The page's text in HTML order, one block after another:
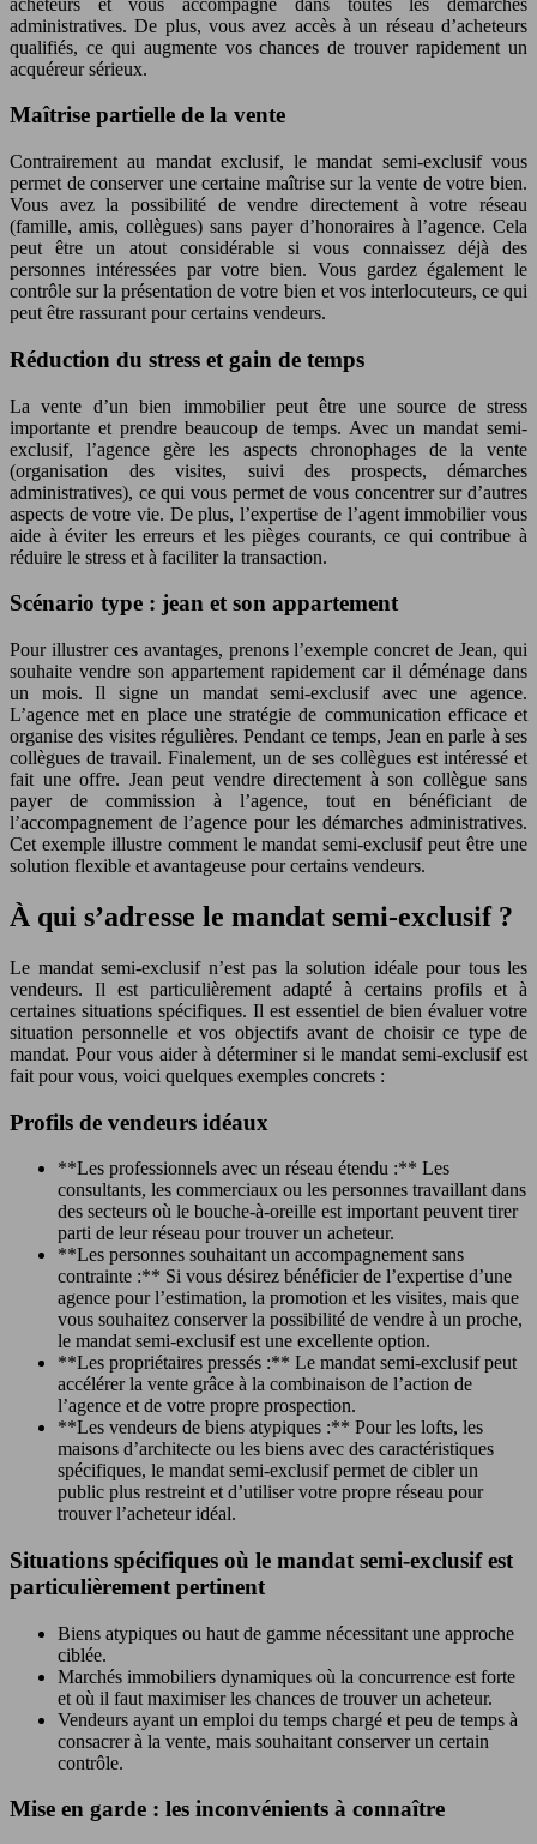
administratives. De plus, vous avez accès à un réseau d’acheteurs
qualifiés, ce qui augmente vos chances de trouver rapidement un
acquéreur sérieux.
Maîtrise partielle de la vente
Contrairement au mandat exclusif, le mandat semi-exclusif vous
permet de conserver une certaine maîtrise sur la vente de votre bien.
Vous avez la possibilité de vendre directement à votre réseau
(famille, amis, collègues) sans payer d’honoraires à l’agence. Cela
peut être un atout considérable si vous connaissez déjà des
personnes intéressées par votre bien. Vous gardez également le
contrôle sur la présentation de votre bien et vos interlocuteurs, ce qui
peut être rassurant pour certains vendeurs.
Réduction du stress et gain de temps
La vente d’un bien immobilier peut être une source de stress
importante et prendre beaucoup de temps. Avec un mandat semi-
exclusif, l’agence gère les aspects chronophages de la vente
(organisation des visites, suivi des prospects, démarches
administratives), ce qui vous permet de vous concentrer sur d’autres
aspects de votre vie. De plus, l’expertise de l’agent immobilier vous
aide à éviter les erreurs et les pièges courants, ce qui contribue à
réduire le stress et à faciliter la transaction.
Scénario type : jean et son appartement
Pour illustrer ces avantages, prenons l’exemple concret de Jean, qui
souhaite vendre son appartement rapidement car il déménage dans
un mois. Il signe un mandat semi-exclusif avec une agence.
L’agence met en place une stratégie de communication efficace et
organise des visites régulières. Pendant ce temps, Jean en parle à ses
collègues de travail. Finalement, un de ses collègues est intéressé et
fait une offre. Jean peut vendre directement à son collègue sans
payer de commission à l’agence, tout en bénéficiant de
l’accompagnement de l’agence pour les démarches administratives.
Cet exemple illustre comment le mandat semi-exclusif peut être une
solution flexible et avantageuse pour certains vendeurs.
À qui s’adresse le mandat semi-exclusif ?
Le mandat semi-exclusif n’est pas la solution idéale pour tous les
vendeurs. Il est particulièrement adapté à certains profils et à
certaines situations spécifiques. Il est essentiel de bien évaluer votre
situation personnelle et vos objectifs avant de choisir ce type de
mandat. Pour vous aider à déterminer si le mandat semi-exclusif est
fait pour vous, voici quelques exemples concrets :
Profils de vendeurs idéaux
**Les professionnels avec un réseau étendu :** Les
consultants, les commerciaux ou les personnes travaillant dans
des secteurs où le bouche-à-oreille est important peuvent tirer
parti de leur réseau pour trouver un acheteur.
**Les personnes souhaitant un accompagnement sans
contrainte :** Si vous désirez bénéficier de l’expertise d’une
agence pour l’estimation, la promotion et les visites, mais que
vous souhaitez conserver la possibilité de vendre à un proche,
le mandat semi-exclusif est une excellente option.
**Les propriétaires pressés :** Le mandat semi-exclusif peut
accélérer la vente grâce à la combinaison de l’action de
l’agence et de votre propre prospection.
**Les vendeurs de biens atypiques :** Pour les lofts, les
maisons d’architecte ou les biens avec des caractéristiques
spécifiques, le mandat semi-exclusif permet de cibler un
public plus restreint et d’utiliser votre propre réseau pour
trouver l’acheteur idéal.
Situations spécifiques où le mandat semi-exclusif est
particulièrement pertinent
Biens atypiques ou haut de gamme nécessitant une approche
ciblée.
Marchés immobiliers dynamiques où la concurrence est forte
et où il faut maximiser les chances de trouver un acheteur.
Vendeurs ayant un emploi du temps chargé et peu de temps à
consacrer à la vente, mais souhaitant conserver un certain
contrôle.
Mise en garde : les inconvénients à connaître